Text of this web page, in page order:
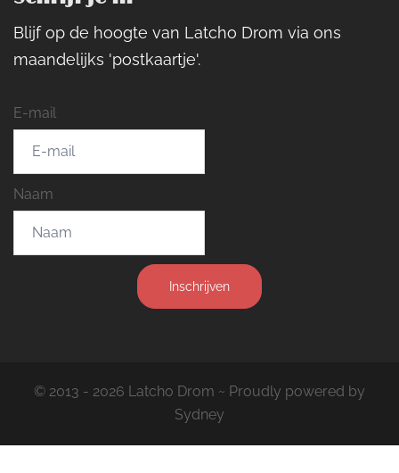
Blijf op de hoogte van Latcho Drom via ons
maandelijks 'postkaartje'.
E-mail
Naam
Inschrijven
© 2013 - 2026 Latcho Drom ~ Proudly powered by
Sydney